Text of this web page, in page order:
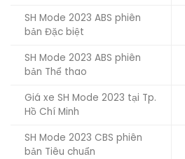
SH Mode 2023 ABS phiên
bản Đặc biệt
SH Mode 2023 ABS phiên
bản Thể thao
Giá xe SH Mode 2023 tại Tp.
Hồ Chí Minh
SH Mode 2023 CBS phiên
bản Tiêu chuẩn